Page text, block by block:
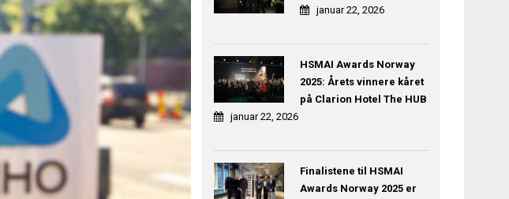
januar 22, 2026
HSMAI Awards Norway
2025: Årets vinnere kåret
på Clarion Hotel The HUB
januar 22, 2026
Finalistene til HSMAI
Awards Norway 2025 er